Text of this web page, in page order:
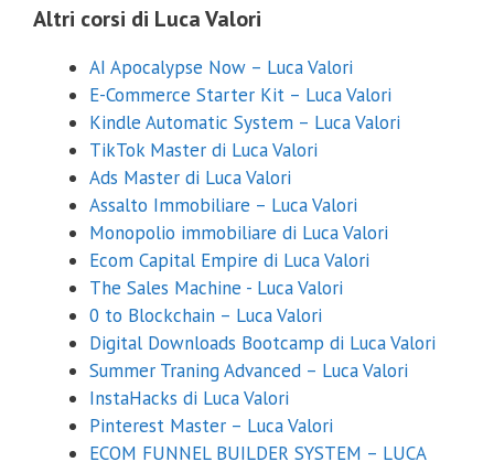
Altri corsi di Luca Valori
AI Apocalypse Now – Luca Valori
E-Commerce Starter Kit – Luca Valori
Kindle Automatic System – Luca Valori
TikTok Master di Luca Valori
Ads Master di Luca Valori
Assalto Immobiliare – Luca Valori
Monopolio immobiliare di Luca Valori
Ecom Capital Empire di Luca Valori
The Sales Machine - Luca Valori
0 to Blockchain – Luca Valori
Digital Downloads Bootcamp di Luca Valori
Summer Traning Advanced – Luca Valori
InstaHacks di Luca Valori
Pinterest Master – Luca Valori
ECOM FUNNEL BUILDER SYSTEM – LUCA